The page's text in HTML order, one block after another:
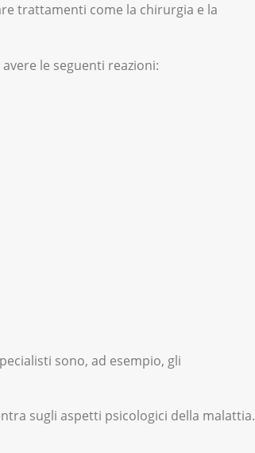
trattamenti come la chirurgia e la
le seguenti reazioni:
sono, ad esempio, gli
sugli aspetti psicologici della malattia.